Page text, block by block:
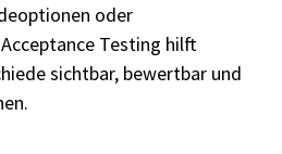
oder
Testing hilft
sichtbar, bewertbar und